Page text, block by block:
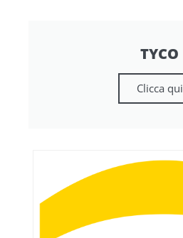
TYCO
Clicca qui